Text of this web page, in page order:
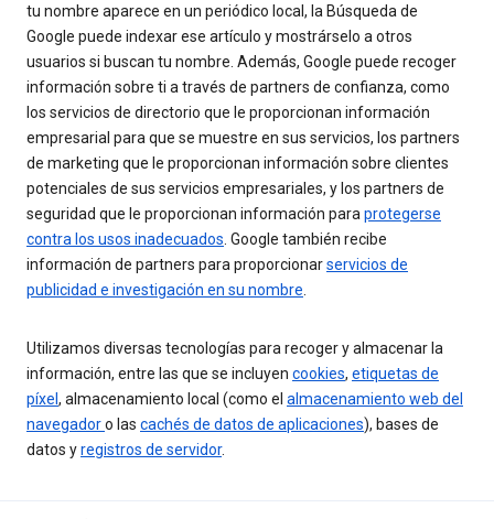
tu nombre aparece en un periódico local, la Búsqueda de
Google puede indexar ese artículo y mostrárselo a otros
usuarios si buscan tu nombre. Además, Google puede recoger
información sobre ti a través de partners de confianza, como
los servicios de directorio que le proporcionan información
empresarial para que se muestre en sus servicios, los partners
de marketing que le proporcionan información sobre clientes
potenciales de sus servicios empresariales, y los partners de
seguridad que le proporcionan información paraprotegerse
contra los usos inadecuados. Google también recibe
información de partners para proporcionarservicios de
publicidad e investigación en su nombre.
Utilizamos diversas tecnologías para recoger y almacenar la
información, entre las que se incluyen cookies, etiquetas de
píxel , almacenamiento local (como el almacenamiento web del
navegadoro las cachés de datos de aplicaciones), bases de
datos yregistros de servidor.